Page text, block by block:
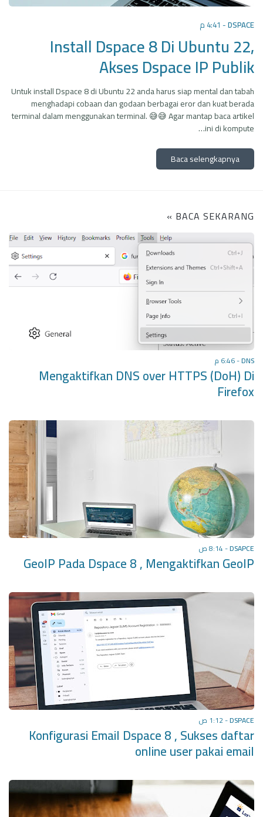
DSPACE
- 4:41 م
Install Dspace 8 Di Ubuntu 22,
Akses Dspace IP Publik
Untuk install Dspace 8 di Ubuntu 22 anda harus siap mental dan tabah
menghadapi cobaan dan godaan berbagai eror dan kuat berada
terminal dalam menggunakan terminal. 😅😅 Agar mantap baca artikel
ini di kompute…
Baca selengkapnya
BACA SEKARANG »
DNS
-6:46 م
Mengaktifkan DNS over HTTPS (DoH) Di
Firefox
DSAPCE
-8:14 ص
GeoIP Pada Dspace 8 , Mengaktifkan GeoIP
DSPACE
-1:12 ص
Konfigurasi Email Dspace 8 , Sukses daftar
online user pakai email